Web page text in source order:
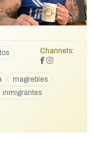
la palabra
de 23 años
de Antonio con
un bar en
su padre Antonio
encima de
yo creo que
la vio que
Channels:
magrebíes
inmigrantes